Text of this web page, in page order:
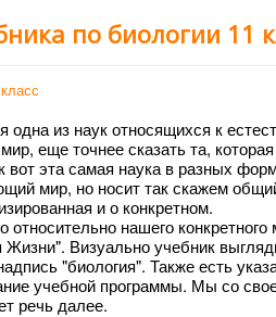
по биологии 11
одна из наук относящихся к
еще точнее сказать та,
вот эта самая наука в разных
мир, но носит так скажем
и о конкретном.
относительно нашего
Жизни". Визуально учебник
"биология". Также есть
учебной программы. Мы со
речь далее.